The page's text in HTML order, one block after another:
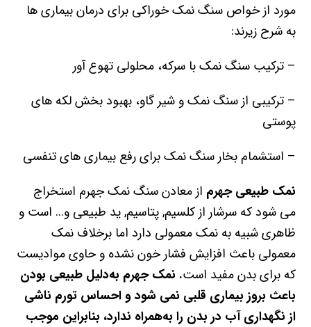
مورد از خواص سنگ نمک خوراکی برای درمان بیماری ها
به شرح زیرند:
– ترکیب سنگ نمک با سرکه، محلولی تهوع آور
– ترکیبی از سنگ نمک و شیر گاو، بهبود بخش لکه های
پوستی
– استشمام بخار سنگ نمک برای رفع بیماری های تنفسی
نمک طبیعی جهرم از معادن سنگ نمک جهرم استخراج
می شود که سرشار از کلسیم, پتاسیم, ید طبیعی و… است و
ظاهری شبیه به نمک معمولی دارد اما برخلاف نمک
معمولی باعث افزایش فشار خون نشده و حاوی موادیست
که برای بدن مفید است. نمک جهرم به‌دلیل طبیعی بودن
باعث بروز بیماری قلبی نمی شود و احساس تورم ناشی
از نگهداری آب در بدن را به‌همراه ندارد، بنابراین موجب